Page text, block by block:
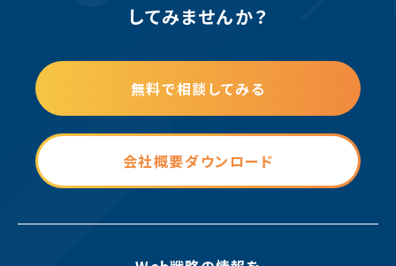
してみませんか？
無料で相談してみる
会社概要ダウンロード